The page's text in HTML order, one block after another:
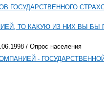
ГОСУДАРСТВЕННОГО
ТО КАКУЮ ИЗ НИХ ВЫ БЫ
/ Опрос населения
-